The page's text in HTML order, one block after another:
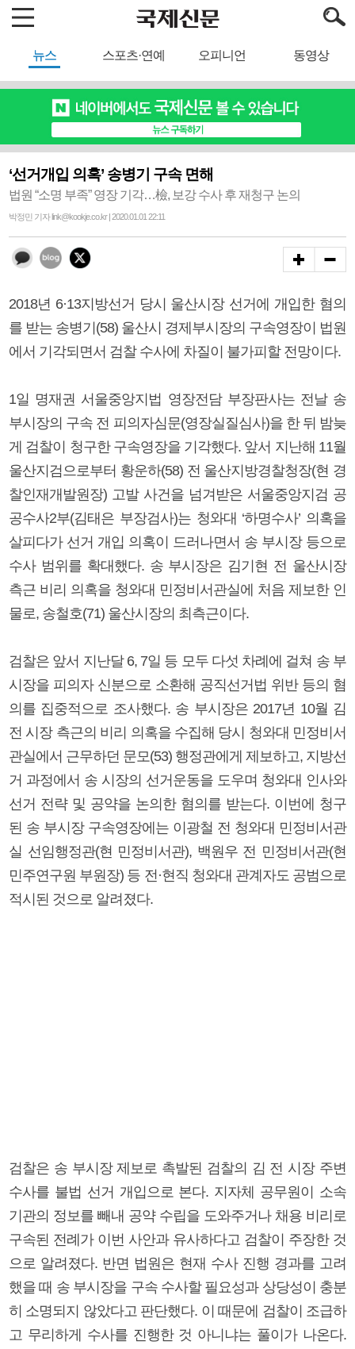
뉴스 스포츠·연예 오피니언 동영상
‘선거개입 의혹’ 송병기 구속 면해
법원 “소명 부족” 영장 기각…檢, 보강 수사 후 재청구 논의
박정민 기자 link@kookje.co.kr | 2020.01.01 22:11
2018년 6·13지방선거 당시 울산시장 선거에 개입한 혐의
를 받는 송병기(58) 울산시 경제부시장의 구속영장이 법원
에서 기각되면서 검찰 수사에 차질이 불가피할 전망이다.
1일 명재권 서울중앙지법 영장전담 부장판사는 전날 송
부시장의 구속 전 피의자심문(영장실질심사)을 한 뒤 밤늦
게 검찰이 청구한 구속영장을 기각했다. 앞서 지난해 11월
울산지검으로부터 황운하(58) 전 울산지방경찰청장(현 경
찰인재개발원장) 고발 사건을 넘겨받은 서울중앙지검 공
공수사2부(김태은 부장검사)는 청와대 ‘하명수사’ 의혹을
살피다가 선거 개입 의혹이 드러나면서 송 부시장 등으로
수사 범위를 확대했다. 송 부시장은 김기현 전 울산시장
측근 비리 의혹을 청와대 민정비서관실에 처음 제보한 인
물로, 송철호(71) 울산시장의 최측근이다.
검찰은 앞서 지난달 6, 7일 등 모두 다섯 차례에 걸쳐 송 부
시장을 피의자 신분으로 소환해 공직선거법 위반 등의 혐
의를 집중적으로 조사했다. 송 부시장은 2017년 10월 김
전 시장 측근의 비리 의혹을 수집해 당시 청와대 민정비서
관실에서 근무하던 문모(53) 행정관에게 제보하고, 지방선
거 과정에서 송 시장의 선거운동을 도우며 청와대 인사와
선거 전략 및 공약을 논의한 혐의를 받는다. 이번에 청구
된 송 부시장 구속영장에는 이광철 전 청와대 민정비서관
실 선임행정관(현 민정비서관), 백원우 전 민정비서관(현
민주연구원 부원장) 등 전·현직 청와대 관계자도 공범으로
적시된 것으로 알려졌다.
검찰은 송 부시장 제보로 촉발된 검찰의 김 전 시장 주변
수사를 불법 선거 개입으로 본다. 지자체 공무원이 소속
기관의 정보를 빼내 공약 수립을 도와주거나 채용 비리로
구속된 전례가 이번 사안과 유사하다고 검찰이 주장한 것
으로 알려졌다. 반면 법원은 현재 수사 진행 경과를 고려
했을 때 송 부시장을 구속 수사할 필요성과 상당성이 충분
히 소명되지 않았다고 판단했다. 이 때문에 검찰이 조급하
고 무리하게 수사를 진행한 것 아니냐는 풀이가 나온다.